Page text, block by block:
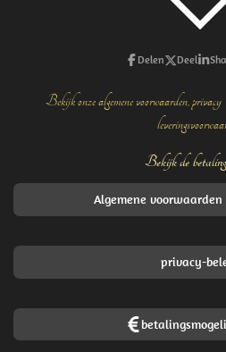
Delen Deel
Bekijk onze algemene voorwaarden,
Bekijk de
Algemene
privacy-